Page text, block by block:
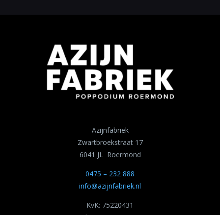
Azijnfabriek
Zwartbroekstraat 17
6041 JL Roermond
0475 – 232 888
info@azijnfabriek.nl
KvK: 75220431